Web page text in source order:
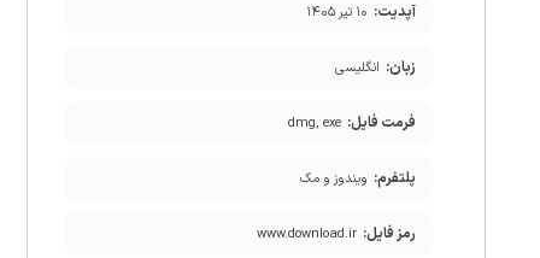
آپدیت: ۱۰ تیر ۱۴۰۵
زبان: انگلیسی
فرمت فایل: dmg, exe
پلتفرم: ویندوز و مک
رمز فایل: www.download.ir